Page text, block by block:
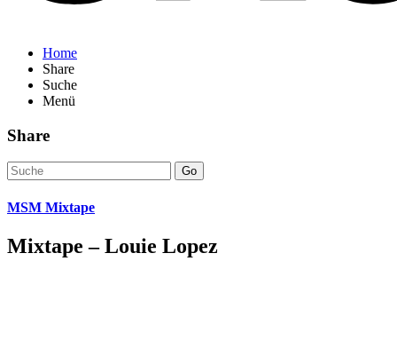
Home
Share
Suche
Menü
Share
Go
MSM Mixtape
Mixtape – Louie Lopez